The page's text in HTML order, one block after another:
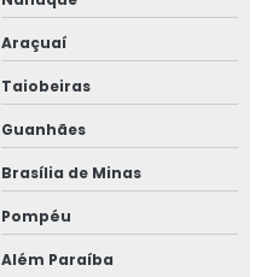
Araçuaí
Taiobeiras
Guanhães
Brasília de Minas
Pompéu
Além Paraíba